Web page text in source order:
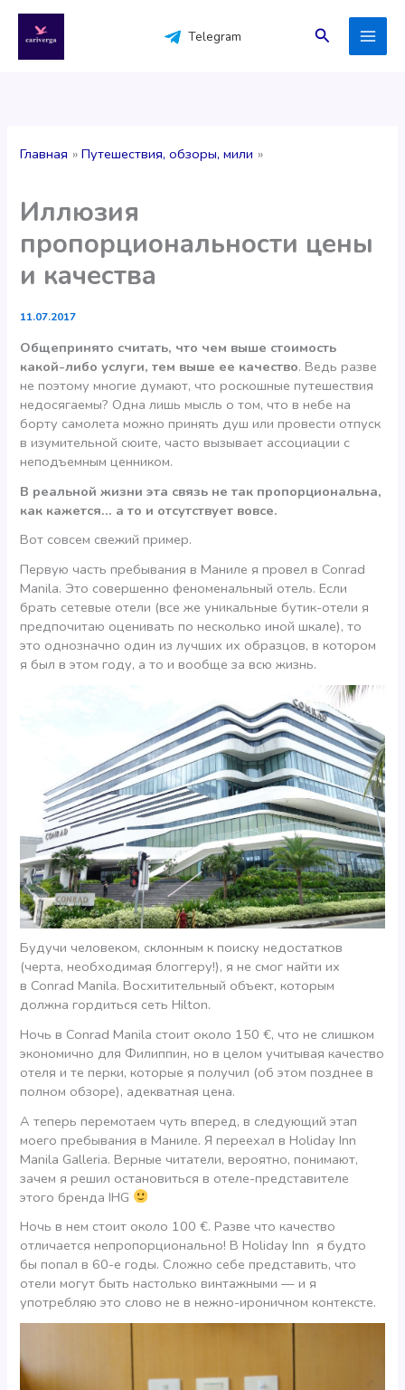
содержимому
Telegram Поиск
Главная Путешествия, обзоры, мили
Иллюзия
пропорциональности цены
и качества
11.07.2017
Общепринято считать, что чем выше стоимость
какой-либо услуги, тем выше ее качество. Ведь разве
не поэтому многие думают, что роскошные путешествия
недосягаемы? Одна лишь мысль о том, что в небе на
борту самолета можно принять душ или провести отпуск
в изумительной сюите, часто вызывает ассоциации с
неподъемным ценником.
В реальной жизни эта связь не так пропорциональна,
как кажется… а то и отсутствует вовсе.
Вот совсем свежий пример.
Первую часть пребывания в Маниле я провел в Conrad
Manila. Это совершенно феноменальный отель. Если
брать сетевые отели (все же уникальные бутик-отели я
предпочитаю оценивать по несколько иной шкале), то
это однозначно один из лучших их образцов, в котором
я был в этом году, а то и вообще за всю жизнь.
Будучи человеком, склонным к поиску недостатков
(черта, необходимая блоггеру!), я не смог найти их
в Conrad Manila. Восхитительный объект, которым
должна гордиться сеть Hilton.
Ночь в Conrad Manila стоит около 150 €, что не слишком
экономично для Филиппин, но в целом учитывая качество
отеля и те перки, которые я получил (об этом позднее в
полном обзоре), адекватная цена.
А теперь перемотаем чуть вперед, в следующий этап
моего пребывания в Маниле. Я переехал в Holiday Inn
Manila Galleria. Верные читатели, вероятно, понимают,
зачем я решил остановиться в отеле-представителе
этого бренда IHG
Ночь в нем стоит около 100 €. Разве что качество
отличается непропорционально! В Holiday Inn я будто
бы попал в 60-е годы. Сложно себе представить, что
отели могут быть настолько винтажными — и я
употребляю это слово не в нежно-ироничном контексте.